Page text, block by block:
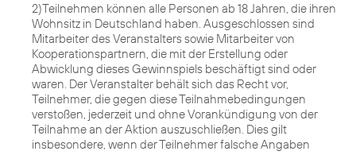
2)Teilnehmen können alle Personen ab 18 Jahren, die ihren
Wohnsitz in Deutschland haben. Ausgeschlossen sind
Mitarbeiter des Veranstalters sowie Mitarbeiter von
Kooperationspartnern, die mit der Erstellung oder
Abwicklung dieses Gewinnspiels beschäftigt sind oder
waren. Der Veranstalter behält sich das Recht vor,
Teilnehmer, die gegen diese Teilnahmebedingungen
verstoßen, jederzeit und ohne Vorankündigung von der
Teilnahme an der Aktion auszuschließen. Dies gilt
insbesondere, wenn der Teilnehmer falsche Angaben